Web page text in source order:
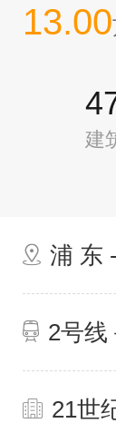
13.00
建
浦 东
2号线
21世